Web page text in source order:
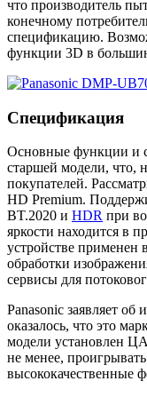
что производитель
конечному
спецификацию.
функции 3D в
Спецификация
Основные функции и
старшей модели, что,
покупателей.
HD Premium.
BT.2020 и HDR при
яркости находится в
устройстве применен
обработки
сервисы для
Panasonic заявляет
оказалось, что это
модели установлен
не менее,
высококачественные